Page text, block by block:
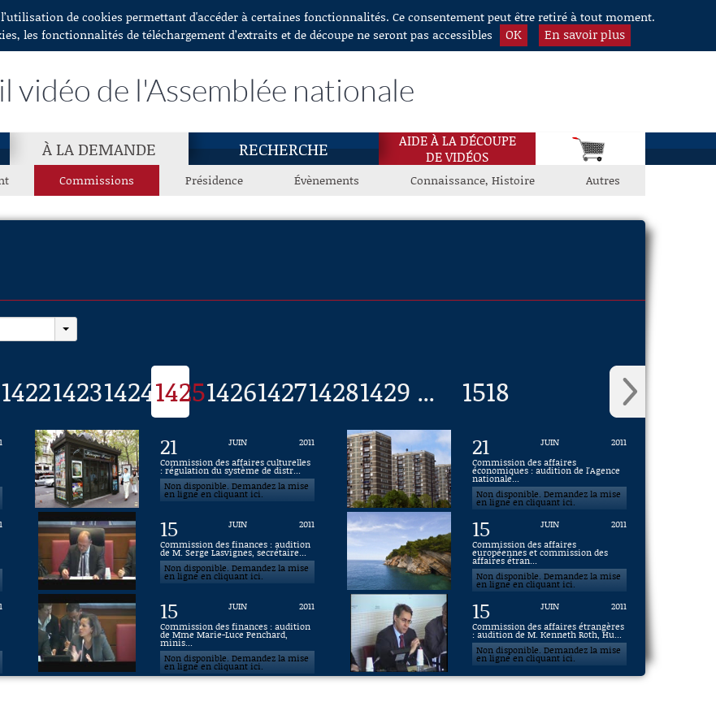
de cookies permettant d'accéder à certaines fonctionnalités. Ce consentement peut être retiré à tout moment.
les fonctionnalités de téléchargement d’extraits et de découpe ne seront pas accessibles
OK En savoir plus
vidéo de l'Assemblée nationale
À LA DEMANDE RECHERCHE
AIDE À LA DÉCOUPE
DE VIDÉOS
Commissions Présidence Évènements Connaissance, Histoire Autres
14221423142414251426142714281429 ... 1518
21 JUIN
2011
Commission des affaires culturelles
: régulation du système de distr...
Non disponible. Demandez la mise
en ligne en cliquant ici.
21 JUIN
2011
Commission des affaires
économiques : audition de l'Agence
nationale...
Non disponible. Demandez la mise
en ligne en cliquant ici.
15 JUIN
2011
Commission des finances : audition
de M. Serge Lasvignes, secrétaire...
Non disponible. Demandez la mise
en ligne en cliquant ici.
15 JUIN
2011
Commission des affaires
européennes et commission des
affaires étran...
Non disponible. Demandez la mise
en ligne en cliquant ici.
15 JUIN
2011
Commission des finances : audition
de Mme Marie-Luce Penchard,
minis...
Non disponible. Demandez la mise
en ligne en cliquant ici.
15 JUIN
2011
Commission des affaires étrangères
: audition de M. Kenneth Roth, Hu...
Non disponible. Demandez la mise
en ligne en cliquant ici.